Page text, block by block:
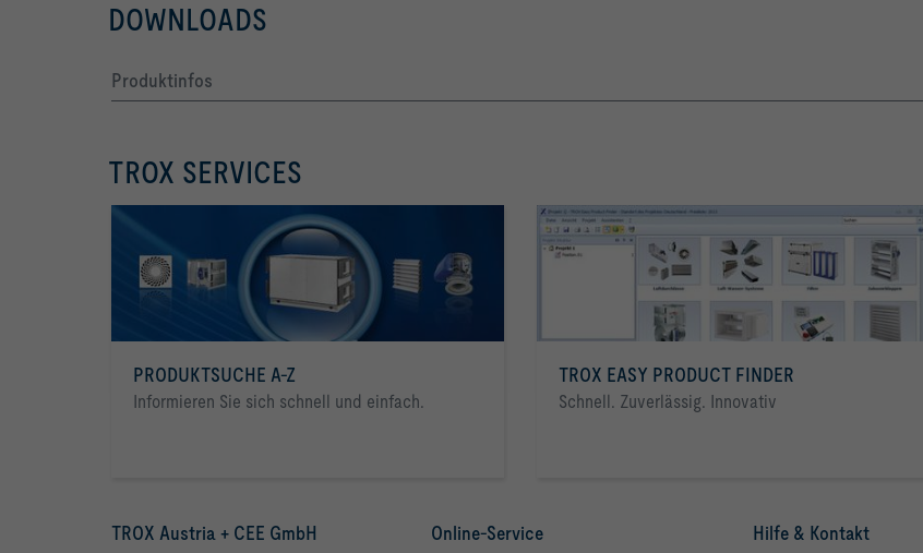
DOWNLOADS
Produktinfos
TROX SERVICES
PRODUKTSUCHE A-Z
Informieren Sie sich schnell und einfach.
TROX EASY PRODUCT FINDER
Schnell. Zuverlässig. Innovativ
TROX Austria + CEE GmbH Online-Service Hilfe & Kontakt